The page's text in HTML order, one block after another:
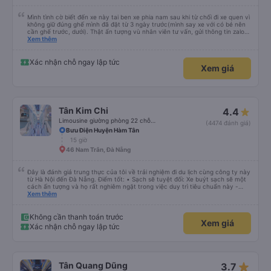
Mình tình cờ biết đến xe này tai ben xe phia nam sau khi từ chối đi xe quen vì
không giữ đúng ghế mình đã đặt từ 3 ngày trước(mình say xe với có bé nên
cần ghế trước, dưới). Thật ấn tượng vù nhân viên tư vấn, gửi thông tin zalo
rõ ràng, chuyên nghiệp. Đi đúng giờ, xe mới toanh, sạch sẽ thơm tho, buồng
các anh tài và lơ cũng cực dễ thương, tâm lý. 10 điểm không nhưng. Mình sẽ
lưu lại để giới thiệu người nhà, bạn bè đi xe này. ưng hết sức. Giờ thấy may
Xem thêm
Xác nhận chỗ ngay lập tức
Xem giá
Tân Kim Chi 4.4
(4474 đánh giá)
Bưu Điện Huyện Hàm Tân
15 giờ
46 Nam Trân, Đà Nẵng
Đây là đánh giá trung thực của tôi về trải nghiệm đi du lịch cùng công ty này
từ Hà Nội đến Đà Nẵng. Điểm tốt: • Sạch sẽ tuyệt đối: Xe buýt sạch sẽ một
cách ấn tượng và họ rất nghiêm ngặt trong việc duy trì tiêu chuẩn này -
không được phép ăn trên xe. Đây là lần đầu tiên tôi thấy sự chú trọng đến
suốt chuyến đi. • Tùy chọn sạc: Có sẵn cổng sạc USB và USB-C, đây cũng
là lần đầu tiên tôi thấy. • Môi trường yên tĩnh và thanh bình: Họ không bật
đèn không cần thiết hoặc bật nhạc lớn, giúp tôi dễ dàng thư giãn và ngủ
điểm đón đã được thay đổi sang một địa điểm xa hơn khoảng 30 phút. Tuy
nhiên, họ đã đền bù cho tôi 100.000 VND, tôi thấy công bằng. • Tài xế không
Xem thêm
Không cần thanh toán trước
Xác nhận chỗ ngay lập tức
Xem giá
Tân Quang Dũng 3.7 star_rate